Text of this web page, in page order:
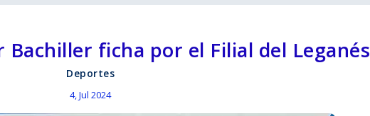
Bachiller ficha por el Filial del Leganés
Deportes
4, Jul 2024